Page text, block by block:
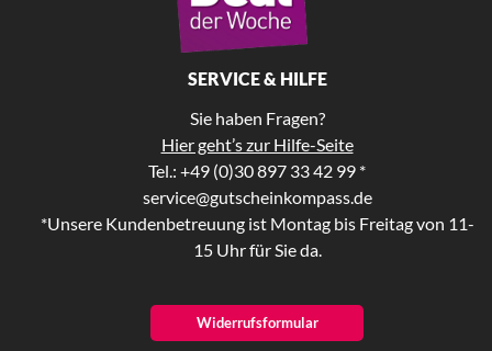
SERVICE & HILFE
Sie haben Fragen?
Hier geht’s zur Hilfe-Seite
Tel.: +49 (0)30 897 33 42 99 *
service@gutscheinkompass.de
*Unsere Kundenbetreuung ist Montag bis Freitag von 11-
15 Uhr für Sie da.
Widerrufsformular